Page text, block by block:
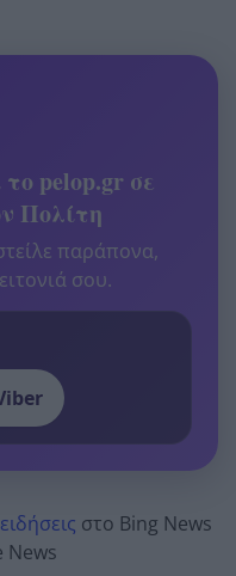
pelop.gr σε
Πολίτη
παράπονα,
σου.
ειδήσεις στο Bing News
News